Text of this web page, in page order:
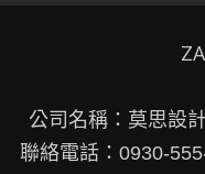
公司名稱：莫思設
聯絡電話：0930-